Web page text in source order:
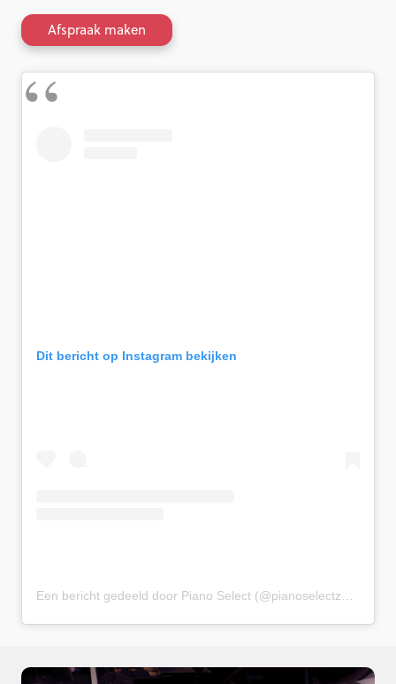
Afspraak maken
Dit bericht op Instagram bekijken